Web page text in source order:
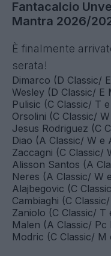
Un mese in più di
sciogliere i dubbi
tutta la stagione
Nota bene: il
queste modifiche
modifiche
espansiva: al
meno.
Fantacalcio
Mantra 2026/
È finalmente
serata!
Dimarco (D Classic/